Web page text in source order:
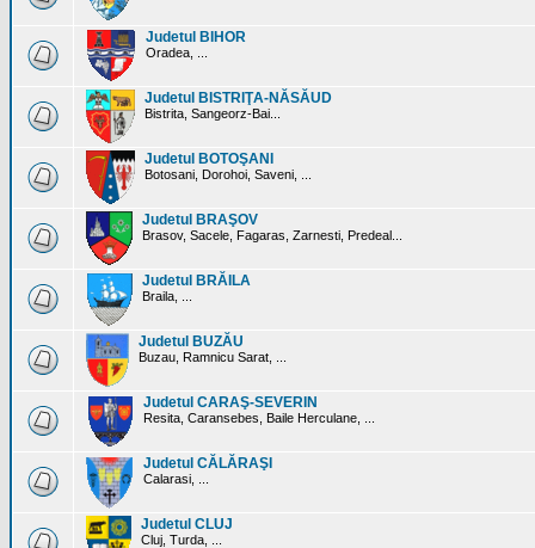
Judetul BIHOR
Oradea, ...
Judetul BISTRIŢA-NĂSĂUD
Bistrita, Sangeorz-Bai...
Judetul BOTOŞANI
Botosani, Dorohoi, Saveni, ...
Judetul BRAŞOV
Brasov, Sacele, Fagaras, Zarnesti, Predeal...
Judetul BRĂILA
Braila, ...
Judetul BUZĂU
Buzau, Ramnicu Sarat, ...
Judetul CARAŞ-SEVERIN
Resita, Caransebes, Baile Herculane, ...
Judetul CĂLĂRAŞI
Calarasi, ...
Judetul CLUJ
Cluj, Turda, ...